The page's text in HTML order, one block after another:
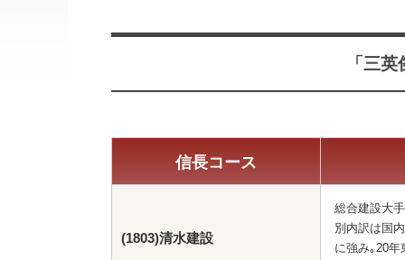
「三
信長コース
(1803)清水建設
総合建設大
別内訳は国
に強み｡20